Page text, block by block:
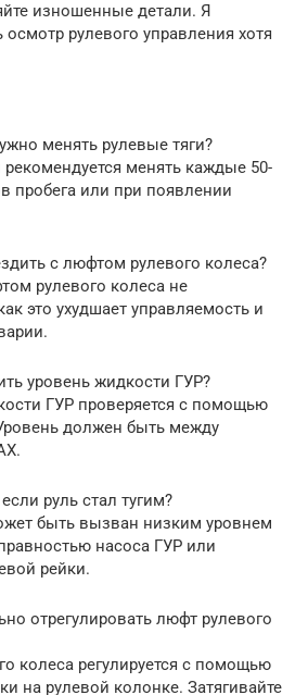
изношенные детали. Я
рулевого управления хотя
менять рулевые тяги?
рекомендуется менять каждые 50-
пробега или при появлении
с люфтом рулевого колеса?
рулевого колеса не
это ухудшает управляемость и
уровень жидкости ГУР?
ГУР проверяется с помощью
должен быть между
руль стал тугим?
быть вызван низким уровнем
насоса ГУР или
рейки.
отрегулировать люфт рулевого
колеса регулируется с помощью
на рулевой колонке. Затягивайте